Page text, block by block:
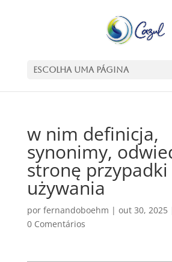
Escolha uma Página
w nim definicja,
synonimy,
stronę przypadki
używania
por fernandoboehm | out 30, 2025
0 Comentários